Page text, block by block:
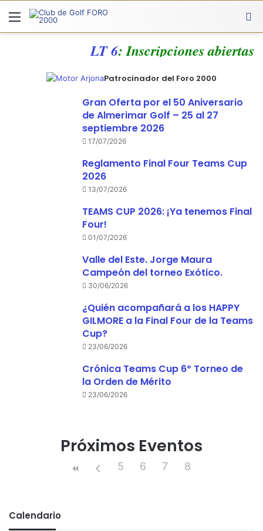
Menú
LT 6: Inscripciones abiertas
Patrocinador del Foro 2000
Gran Oferta por el 50 Aniversario
de Almerimar Golf – 25 al 27
septiembre 2026
17/07/2026
Reglamento Final Four Teams Cup
2026
13/07/2026
TEAMS CUP 2026: ¡Ya tenemos Final
Four!
01/07/2026
Valle del Este. Jorge Maura
Campeón del torneo Exótico.
30/06/2026
¿Quién acompañará a los HAPPY
GILMORE a la Final Four de la Teams
Cup?
23/06/2026
Crónica Teams Cup 6º Torneo de
la Orden de Mérito
23/06/2026
Próximos Eventos
5 6 7 8
Calendario